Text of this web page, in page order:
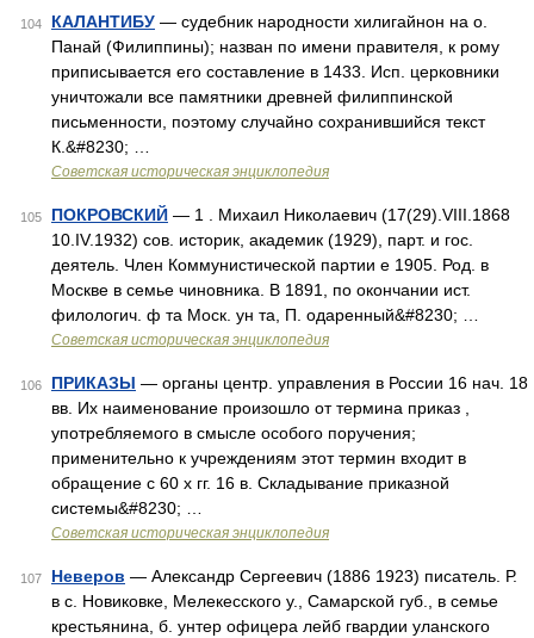
104 КАЛАНТИБУ — судебник народности хилигайнон на о.
Панай (Филиппины); назван по имени правителя, к рому
приписывается его составление в 1433. Исп. церковники
уничтожали все памятники древней филиппинской
письменности, поэтому случайно сохранившийся текст
К.&#8230; …
Советская историческая энциклопедия
105 ПОКРОВСКИЙ — 1 . Михаил Николаевич (17(29).VIII.1868
10.IV.1932) сов. историк, академик (1929), парт. и гос.
деятель. Член Коммунистической партии е 1905. Род. в
Москве в семье чиновника. В 1891, по окончании ист.
филологич. ф та Моск. ун та, П. одаренный&#8230; …
Советская историческая энциклопедия
106 ПРИКАЗЫ — органы центр. управления в России 16 нач. 18
вв. Их наименование произошло от термина приказ ,
употребляемого в смысле особого поручения;
применительно к учреждениям этот термин входит в
обращение с 60 х гг. 16 в. Складывание приказной
системы&#8230; …
Советская историческая энциклопедия
107 Неверов — Александр Сергеевич (1886 1923) писатель. Р.
в с. Новиковке, Мелекесского у., Самарской губ., в семье
крестьянина, б. унтер офицера лейб гвардии уланского